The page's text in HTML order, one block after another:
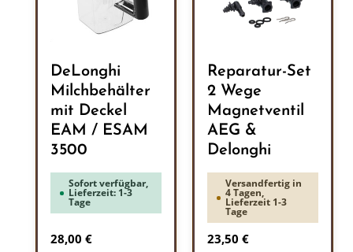
DeLonghi
Milchbehälter
mit Deckel
EAM / ESAM
3500
Sofort verfügbar,
Lieferzeit: 1-3
Tage
Regulärer Preis:
28,00 €
Reparatur-Set
2 Wege
Magnetventil
AEG &
Delonghi
Versandfertig in
4 Tagen,
Lieferzeit 1-3
Tage
Regulärer Preis:
23,50 €